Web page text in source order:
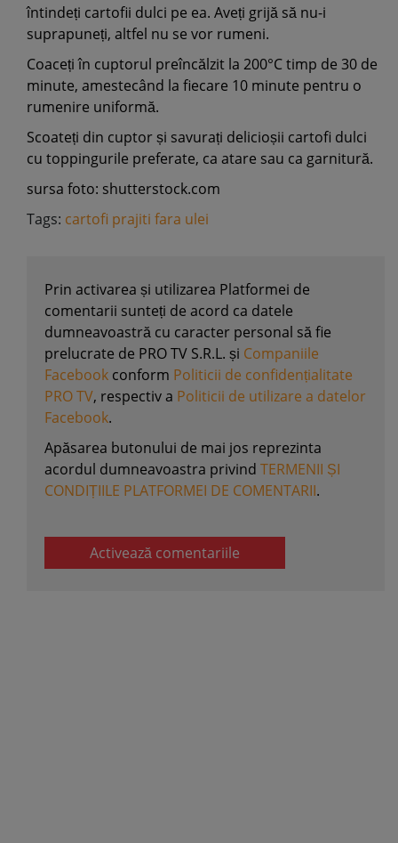
întindeți cartofii dulci pe ea. Aveți grijă să nu-i
suprapuneți, altfel nu se vor rumeni.
Coaceți în cuptorul preîncălzit la 200°C timp de 30 de
minute, amestecând la fiecare 10 minute pentru o
rumenire uniformă.
Scoateți din cuptor și savurați delicioșii cartofi dulci
cu toppingurile preferate, ca atare sau ca garnitură.
sursa foto: shutterstock.com
Tags: cartofi prajiti fara ulei
Prin activarea și utilizarea Platformei de
comentarii sunteți de acord ca datele
dumneavoastră cu caracter personal să fie
prelucrate de PRO TV S.R.L. și Companiile
Facebook conform Politicii de confidențialitate
PRO TV, respectiv a Politicii de utilizare a datelor
Facebook.
Apăsarea butonului de mai jos reprezinta
acordul dumneavoastra privind TERMENII ȘI
CONDIȚIILE PLATFORMEI DE COMENTARII.
Activează comentariile